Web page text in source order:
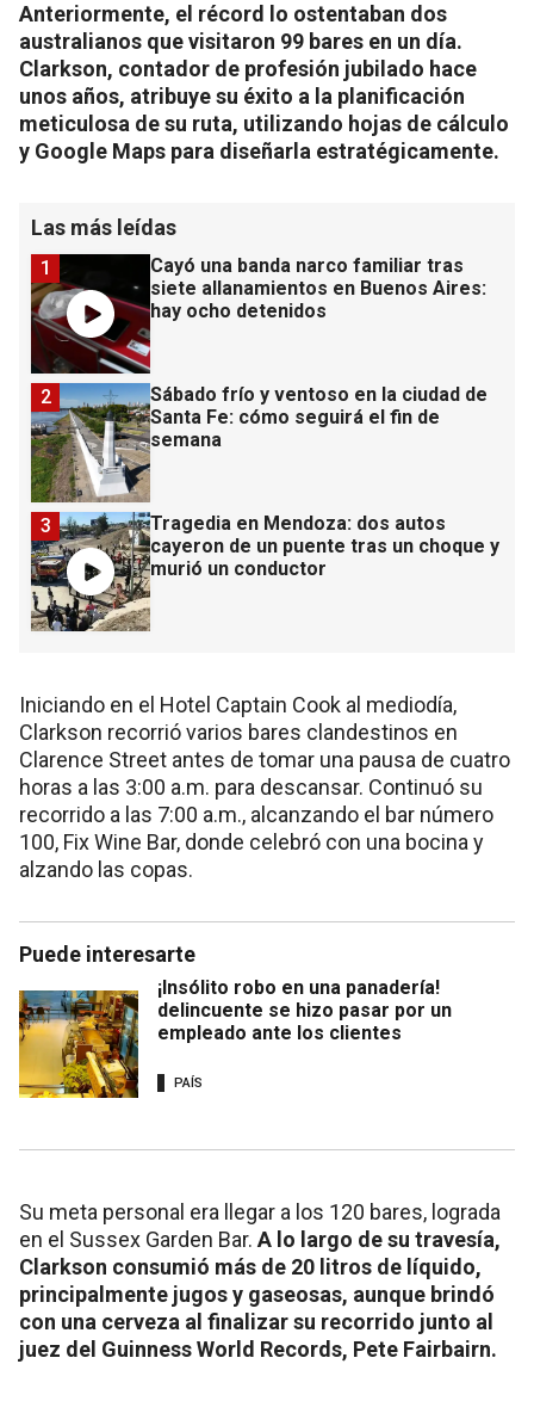
Anteriormente, el récord lo ostentaban dos
australianos que visitaron 99 bares en un día.
Clarkson, contador de profesión jubilado hace
unos años, atribuye su éxito a la planificación
meticulosa de su ruta, utilizando hojas de cálculo
y Google Maps para diseñarla estratégicamente.
Las más leídas
Cayó una banda narco familiar tras
siete allanamientos en Buenos Aires:
hay ocho detenidos
1
Sábado frío y ventoso en la ciudad de
Santa Fe: cómo seguirá el fin de
semana
2
Tragedia en Mendoza: dos autos
cayeron de un puente tras un choque y
murió un conductor
3
Iniciando en el Hotel Captain Cook al mediodía,
Clarkson recorrió varios bares clandestinos en
Clarence Street antes de tomar una pausa de cuatro
horas a las 3:00 a.m. para descansar. Continuó su
recorrido a las 7:00 a.m., alcanzando el bar número
100, Fix Wine Bar, donde celebró con una bocina y
alzando las copas.
Puede interesarte
¡Insólito robo en una panadería!
delincuente se hizo pasar por un
empleado ante los clientes
PAÍS
Su meta personal era llegar a los 120 bares, lograda
en el Sussex Garden Bar. A lo largo de su travesía,
Clarkson consumió más de 20 litros de líquido,
principalmente jugos y gaseosas, aunque brindó
con una cerveza al finalizar su recorrido junto al
juez del Guinness World Records, Pete Fairbairn.